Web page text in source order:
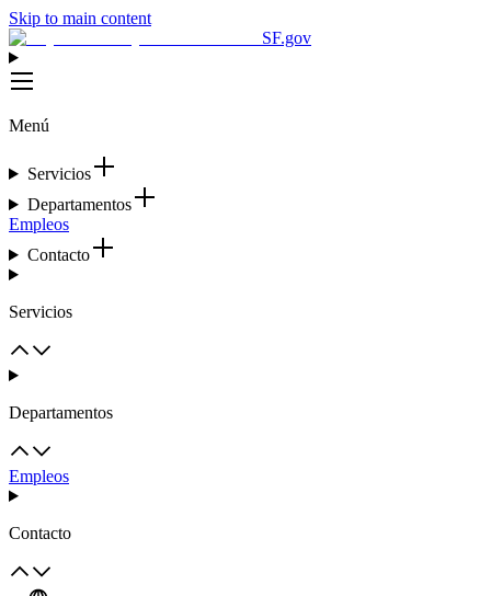
Skip to main content
SF.gov
Menú
Servicios
Departamentos
Empleos
Contacto
Servicios
Departamentos
Empleos
Contacto